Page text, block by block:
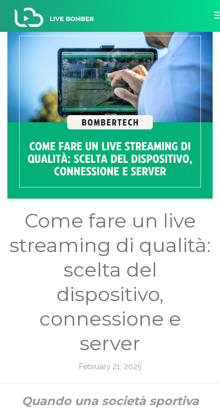
Come fare un live
streaming di qualità:
scelta del
dispositivo,
connessione e
server
February 21, 2025
Quando una società sportiva